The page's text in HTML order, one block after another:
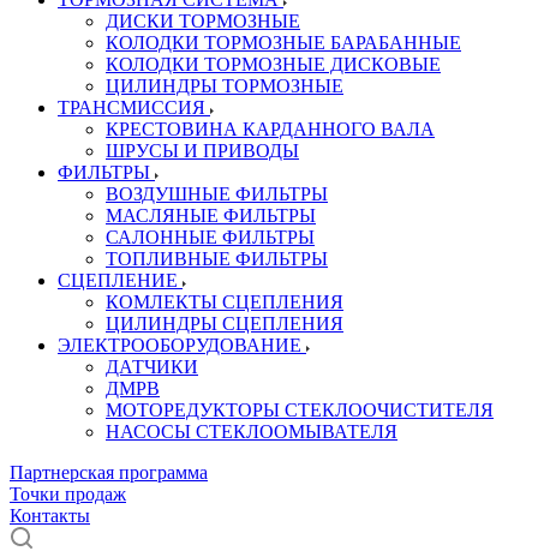
ДИСКИ ТОРМОЗНЫЕ
КОЛОДКИ ТОРМОЗНЫЕ БАРАБАННЫЕ
КОЛОДКИ ТОРМОЗНЫЕ ДИСКОВЫЕ
ЦИЛИНДРЫ ТОРМОЗНЫЕ
ТРАНСМИССИЯ
КРЕСТОВИНА КАРДАННОГО ВАЛА
ШРУСЫ И ПРИВОДЫ
ФИЛЬТРЫ
ВОЗДУШНЫЕ ФИЛЬТРЫ
МАСЛЯНЫЕ ФИЛЬТРЫ
САЛОННЫЕ ФИЛЬТРЫ
ТОПЛИВНЫЕ ФИЛЬТРЫ
СЦЕПЛЕНИЕ
КОМЛЕКТЫ СЦЕПЛЕНИЯ
ЦИЛИНДРЫ СЦЕПЛЕНИЯ
ЭЛЕКТРООБОРУДОВАНИЕ
ДАТЧИКИ
ДМРВ
МОТОРЕДУКТОРЫ СТЕКЛООЧИСТИТЕЛЯ
НАСОСЫ СТЕКЛООМЫВАТЕЛЯ
Партнерская программа
Точки продаж
Контакты